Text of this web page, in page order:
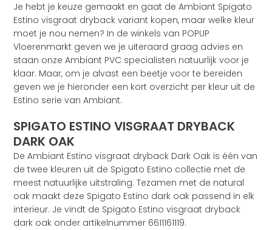
Je hebt je keuze gemaakt en gaat de Ambiant Spigato
Estino visgraat dryback variant kopen, maar welke kleur
moet je nou nemen? In de winkels van POPUP
Vloerenmarkt geven we je uiteraard graag advies en
staan onze Ambiant PVC specialisten natuurlijk voor je
klaar. Maar, om je alvast een beetje voor te bereiden
geven we je hieronder een kort overzicht per kleur uit de
Estino serie van Ambiant.
SPIGATO ESTINO VISGRAAT DRYBACK
DARK OAK
De Ambiant Estino visgraat dryback Dark Oak is één van
de twee kleuren uit de Spigato Estino collectie met de
meest natuurlijke uitstraling. Tezamen met de natural
oak maakt deze Spigato Estino dark oak passend in elk
interieur. Je vindt de Spigato Estino visgraat dryback
dark oak onder artikelnummer 6611161119.